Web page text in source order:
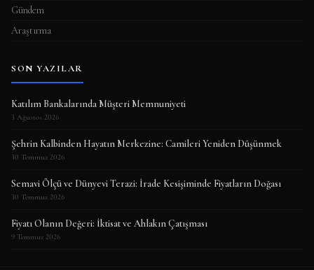
Gündem
Araştırma
SON YAZILAR
Katılım Bankalarında Müşteri Memnuniyeti
3 Ağustos 2026
Şehrin Kalbinden Hayatın Merkezine: Camileri Yeniden Düşünmek
30 Temmuz 2026
Semavi Ölçü ve Dünyevi Terazi: İrade Kesişiminde Fiyatların Doğası
30 Temmuz 2026
Fiyatı Olanın Değeri: İktisat ve Ahlakın Çatışması
9 Temmuz 2026